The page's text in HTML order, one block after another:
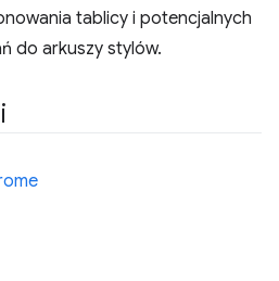
tablicy i potencjalnych
do arkuszy stylów.